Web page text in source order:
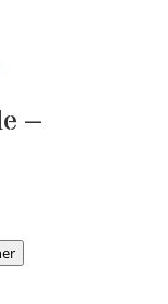
–